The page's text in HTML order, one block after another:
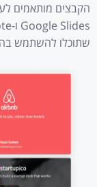
שתוכלו להשתמש